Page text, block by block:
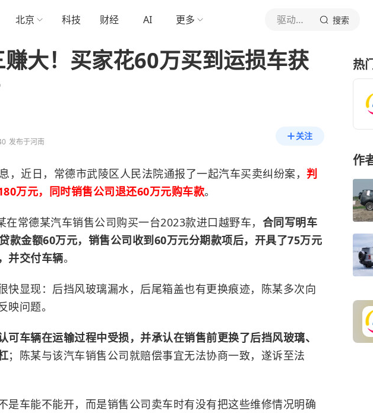
北京 科技 财经 AI 更多 驱动之家 搜索
大！买家花60万买到运损车获
发布于河南
关注
，近日，常德市武陵区人民法院通报了一起汽车买卖纠纷案， 判
万元，同时销售公司退还60万元购车款。
在常德某汽车销售公司购买一台2023款进口越野车， 合同写明车
款金额60万元，销售公司收到60万元分期款项后，开具了75万元
并交付车辆。
快显现：后挡风玻璃漏水，后尾箱盖也有更换痕迹，陈某多次向
映问题。
可车辆在运输过程中受损，并承认在销售前更换了后挡风玻璃、
；陈某与该汽车销售公司就赔偿事宜无法协商一致，遂诉至法
是车能不能开，而是销售公司卖车时有没有把这些维修情况明确
热
作